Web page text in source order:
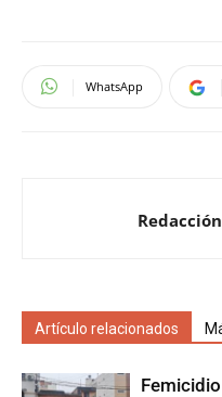
WhatsApp
Artículo relacionados